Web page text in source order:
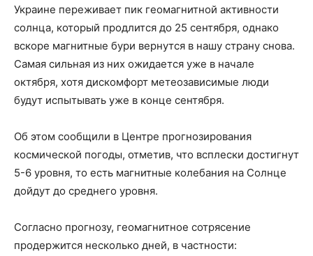
Украине переживает пик геомагнитной активности
солнца, который продлится до 25 сентября, однако
вскоре магнитные бури вернутся в нашу страну снова.
Самая сильная из них ожидается уже в начале
октября, хотя дискомфорт метеозависимые люди
будут испытывать уже в конце сентября.
Об этом сообщили в Центре прогнозирования
космической погоды, отметив, что всплески достигнут
5-6 уровня, то есть магнитные колебания на Солнце
дойдут до среднего уровня.
Согласно прогнозу, геомагнитное сотрясение
продержится несколько дней, в частности: